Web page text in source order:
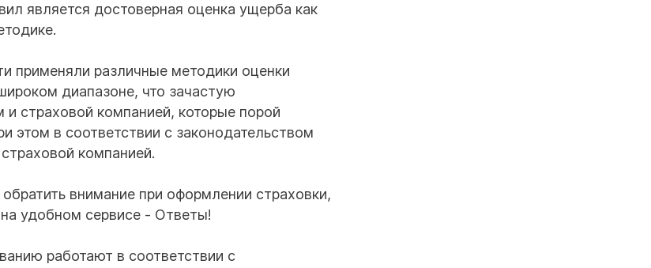
является достоверная оценка ущерба как
применяли различные методики оценки
диапазоне, что зачастую
страховой компанией, которые порой
этом в соответствии с законодательством
компанией.
внимание при оформлении страховки,
удобном сервисе - Ответы!
работают в соответствии с